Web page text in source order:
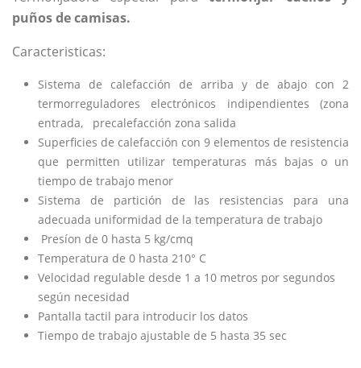
puños de camisas.
Caracteristicas:
Sistema de calefacción de arriba y de abajo con 2
termorreguladores electrónicos indipendientes (zona
entrada, precalefacción zona salida
Superficies de calefacción con 9 elementos de resistencia
que permitten utilizar temperaturas más bajas o un
tiempo de trabajo menor
Sistema de partición de las resistencias para una
adecuada uniformidad de la temperatura de trabajo
Presíon de 0 hasta 5 kg/cmq
Temperatura de 0 hasta 210° C
Velocidad regulable desde 1 a 10 metros por segundos
según necesidad
Pantalla tactil para introducir los datos
Tiempo de trabajo ajustable de 5 hasta 35 sec